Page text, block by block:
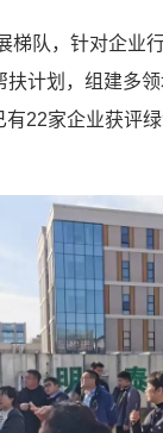
梯队，针对企业
计划，组建多
22家企业获评